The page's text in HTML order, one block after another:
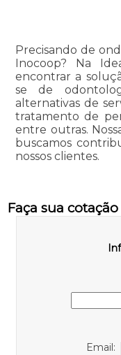
Precisando de
Inocoop? Na
encontrar a
se de
alternativas de
tratamento de
entre outras.
buscamos
nossos clientes.
Faça sua cotação
Email: